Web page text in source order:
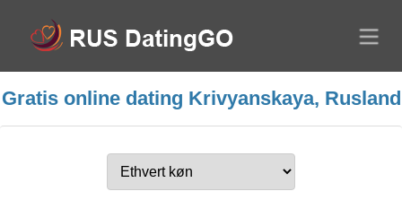
Gratis online dating Krivyanskaya, Rusland